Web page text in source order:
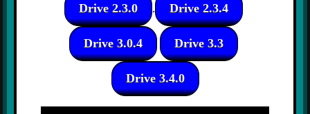
Drive 2.3.0 . Drive 2.3.4
Drive 3.0.4 Drive 3.3
Drive 3.4.0